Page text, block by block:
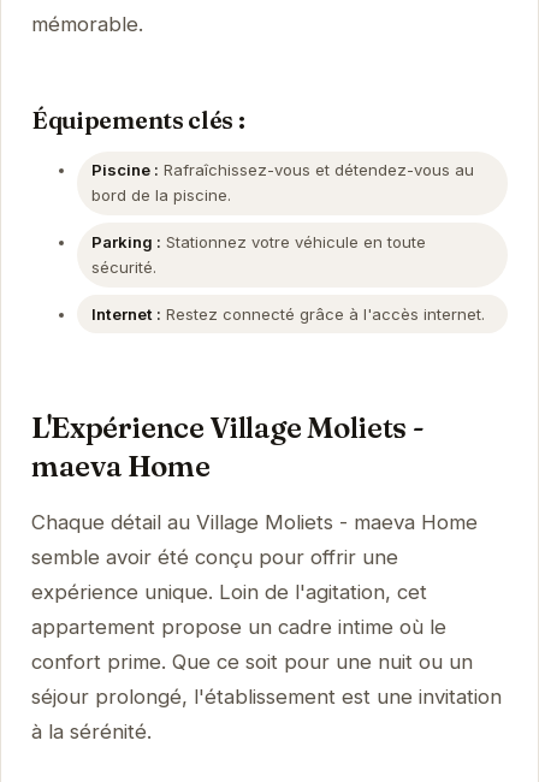
mémorable.
Équipements clés :
Piscine : Rafraîchissez-vous et détendez-vous au
bord de la piscine.
Parking : Stationnez votre véhicule en toute
sécurité.
Internet : Restez connecté grâce à l'accès internet.
L'Expérience Village Moliets -
maeva Home
Chaque détail au Village Moliets - maeva Home
semble avoir été conçu pour offrir une
expérience unique. Loin de l'agitation, cet
appartement propose un cadre intime où le
confort prime. Que ce soit pour une nuit ou un
séjour prolongé, l'établissement est une invitation
à la sérénité.